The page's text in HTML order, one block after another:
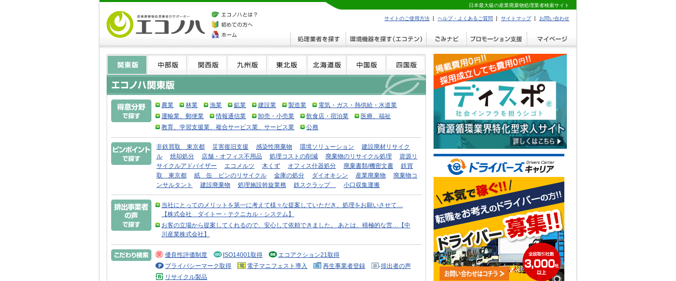
日本最大級の産業廃棄物処理業者検索サイト
サイトのご使用方法 ヘルプ・よくあるご質問 サイトマップ お問い合わせ
農業 林業 漁業 鉱業 建設業 製造業
電気・ガス・熱供給・水道業
運輸業、郵便業
情報通信業 卸売・小売業 飲食店・宿泊業
医療、福祉
教育、学習支援業、複合サービス業、サービス業
公務
非鉄買取 東京都 災害復旧支援 感染性廃棄物 環境ソリューション
建設廃材リサイク
ル
焼却処分 店舗・オフィス不用品 処理コストの削減 廃棄物のリサイクル処理
資源リ
サイクルアドバイザー
エコメルツ 木くず オフィス什器処分 廃棄書類/機密文書
鉄買
取 東京都
紙 缶 ビンのリサイクル 金庫の処分 ダイオキシン 産業廃棄物
廃棄物コ
ンサルタント
建設廃棄物 処理施設斡旋業務 鉄スクラップ 小口収集運搬
当社にとってのメリットを第一に考えて様々な提案していただき、処理をお願いさせて…
【株式会社 ダイトー・テクニカル・システム】
お客の立場から提案してくれるので、安心して依頼できました。 あとは、積極的な営…【中
川産業株式会社】
優良性評価制度 ISO14001取得
エコアクション21取得
プライバシーマーク取得
電子マニフェスト導入 再生事業者登録
排出者の声
リサイクル製品